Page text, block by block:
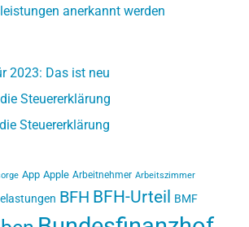
anerkannt werden
2023: Das ist neu
Steuererklärung
Steuererklärung
App Apple Arbeitnehmer Arbeitszimmer
BFH BFH-Urteil BMF